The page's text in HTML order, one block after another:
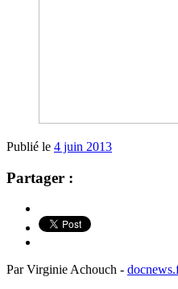
Publié le 4 juin 2013
Partager :
Par Virginie Achouch -